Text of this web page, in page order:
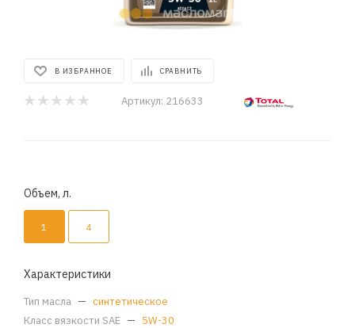
В ИЗБРАННОЕ СРАВНИТЬ
Артикул: 216633
Объем, л.
1 4
Характеристики
Тип масла — синтетическое
Класс вязкости SAE — 5W-30